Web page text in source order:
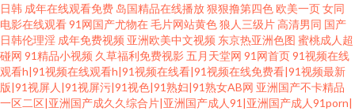
日韩 成年在线观看免费 岛国精品在线播放狠狠撸第四色欧美一页女同
电影在线观看91网国产尤物在毛片网站黄色狼人三级片高清男同 国产
日韩伦理淫 成年免费视频 亚洲欧美中文视频 东京热亚洲色图 蜜桃成人超
碰网 91精品小视频 久草福利免费视影 五月天堂网 91网首页91视频在线
观看h|91视频在线观看h|91视频在线看|91视频在线免费看|91视频最新
版|91视屏人|91视屏污|91视色|91熟妇|91熟女AB网 亚洲国产不卡精品
一区二区|亚洲国产成久久综合片|亚洲国产成人91|亚洲国产成人91porn|